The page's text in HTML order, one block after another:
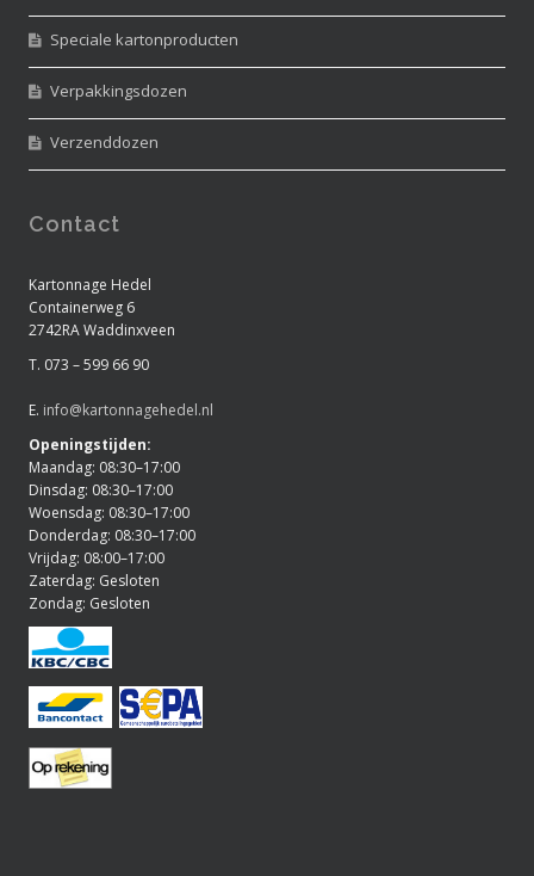
Speciale kartonproducten
Verpakkingsdozen
Verzenddozen
Contact
Kartonnage Hedel
Containerweg 6
2742RA Waddinxveen
T. 073 – 599 66 90
E. info@kartonnagehedel.nl
Openingstijden:
Maandag: 08:30–17:00
Dinsdag: 08:30–17:00
Woensdag: 08:30–17:00
Donderdag: 08:30–17:00
Vrijdag: 08:00–17:00
Zaterdag: Gesloten
Zondag: Gesloten